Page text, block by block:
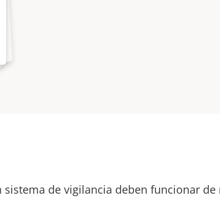
sistema de vigilancia deben funcionar